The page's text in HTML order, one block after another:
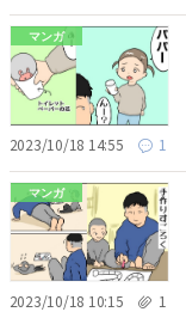
マンガ
2023/10/18 14:55 1
マンガ
2023/10/18 10:15 1